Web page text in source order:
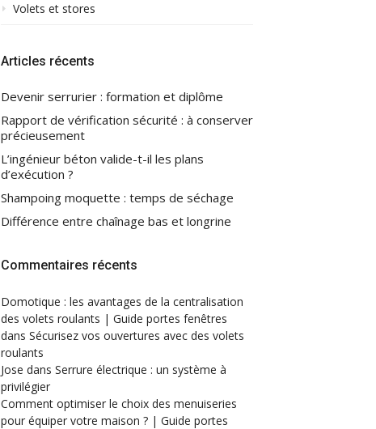
Volets et stores
Articles récents
Devenir serrurier : formation et diplôme
Rapport de vérification sécurité : à conserver
précieusement
L’ingénieur béton valide-t-il les plans
d’exécution ?
Shampoing moquette : temps de séchage
Différence entre chaînage bas et longrine
Commentaires récents
Domotique : les avantages de la centralisation
des volets roulants | Guide portes fenêtres
dans Sécurisez vos ouvertures avec des volets
roulants
Jose dans Serrure électrique : un système à
privilégier
Comment optimiser le choix des menuiseries
pour équiper votre maison ? | Guide portes